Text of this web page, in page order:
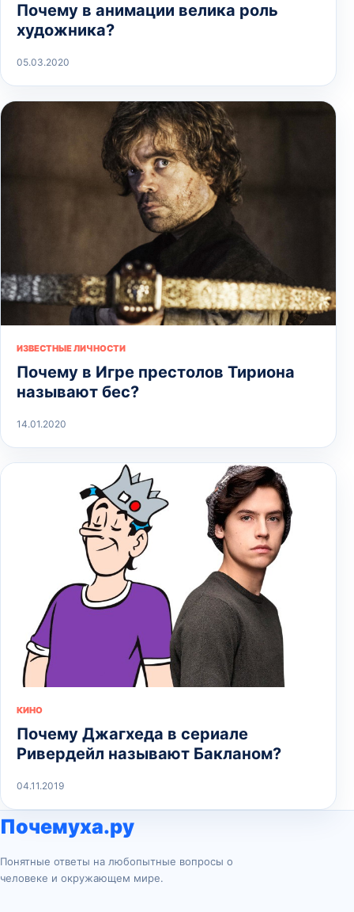
Почему в анимации велика роль
художника?
05.03.2020
ИЗВЕСТНЫЕ ЛИЧНОСТИ
Почему в Игре престолов Тириона
называют бес?
14.01.2020
КИНО
Почему Джагхеда в сериале
Ривердейл называют Бакланом?
04.11.2019
Почемуха.ру
Понятные ответы на любопытные вопросы о
человеке и окружающем мире.